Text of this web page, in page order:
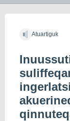
Atuartiguk